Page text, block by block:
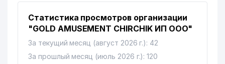
Статистика просмотров организации
"GOLD AMUSEMENT CHIRCHIK ИП ООО"
За текущий месяц (август 2026 г.): 42
За прошлый месяц (июль 2026 г.): 120